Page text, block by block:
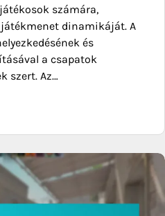
számára,
dinamikáját. A
és
a csapatok
szert. Az…